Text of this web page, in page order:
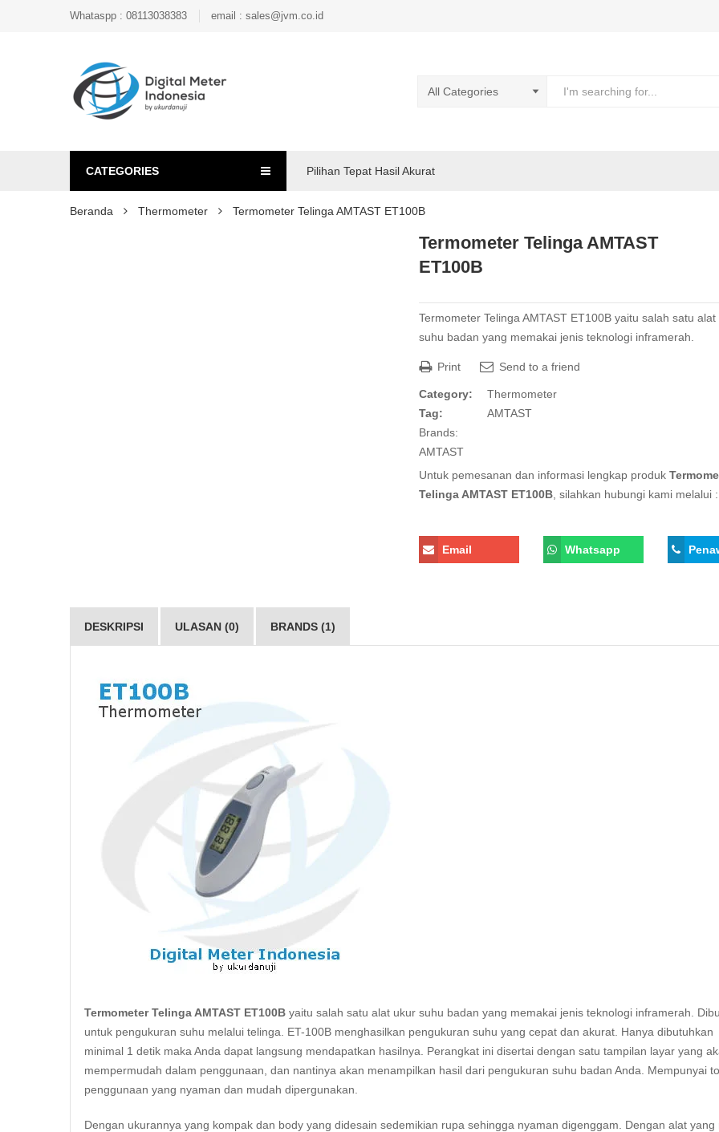
Whataspp : 08113038383 email : sales@jvm.co.id
CATEGORIES Pilihan Tepat Hasil Akurat
Beranda Thermometer Termometer Telinga AMTAST ET100B
Termometer Telinga AMTAST
ET100B
Termometer Telinga AMTAST ET100B yaitu salah satu alat
suhu badan yang memakai jenis teknologi inframerah
Print Send to a friend
Category:
Thermometer
Tag:
AMTAST
Brands:
AMTAST
Untuk pemesanan dan informasi lengkap produk
Telinga AMTAST ET100B , silahkan hubungi kami melalui :
Email Whatsapp
DESKRIPSI ULASAN (0) BRANDS (1)
Termometer Telinga AMTAST ET100B yaitu salah satu alat ukur suhu badan yang memakai jenis teknologi inframerah .
untuk pengukuran suhu melalui telinga. ET-100B menghasilkan pengukuran suhu yang cepat dan akurat. Hanya dibutuhkan
minimal 1 detik maka Anda dapat langsung mendapatkan hasilnya. Perangkat ini disertai dengan satu tampilan layar yang
mempermudah dalam penggunaan, dan nantinya akan menampilkan hasil dari pengukuran suhu badan Anda. Mempunyai
penggunaan yang nyaman dan mudah dipergunakan.
Dengan ukurannya yang kompak dan body yang didesain sedemikian rupa sehingga nyaman digenggam. Dengan alat yang